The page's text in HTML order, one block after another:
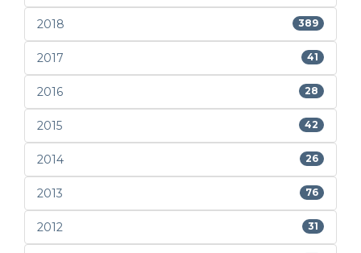
2018 389
2017 41
2016 28
2015 42
2014 26
2013 76
2012 31